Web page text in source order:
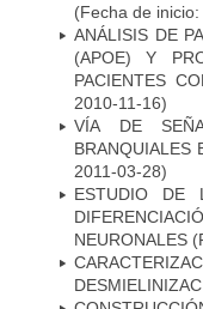
(Fecha de
ANÁLISIS DE
(APOE) Y
PACIENTES
2010-11-16)
VÍA DE
BRANQUIALES
2011-03-28)
ESTUDIO DE
NEURONALES